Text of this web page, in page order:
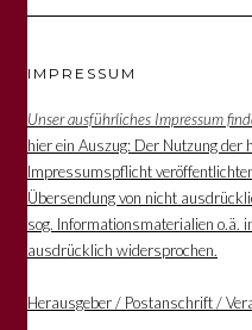
IMPRESSUM
Unser ausführliches Impressum
hier ein Auszug: Der Nutzung der
Impressumspflicht
Übersendung von nicht
sog. Informationsmaterialien o.ä.
ausdrücklich widersprochen.
Herausgeber / Postanschrift /